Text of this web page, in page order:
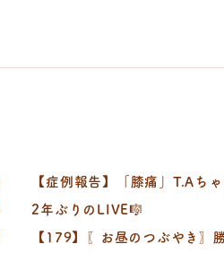
【症例報告】「膝痛」T.A
2年ぶりのLIVE🎼
【179】〖お昼のつぶやき